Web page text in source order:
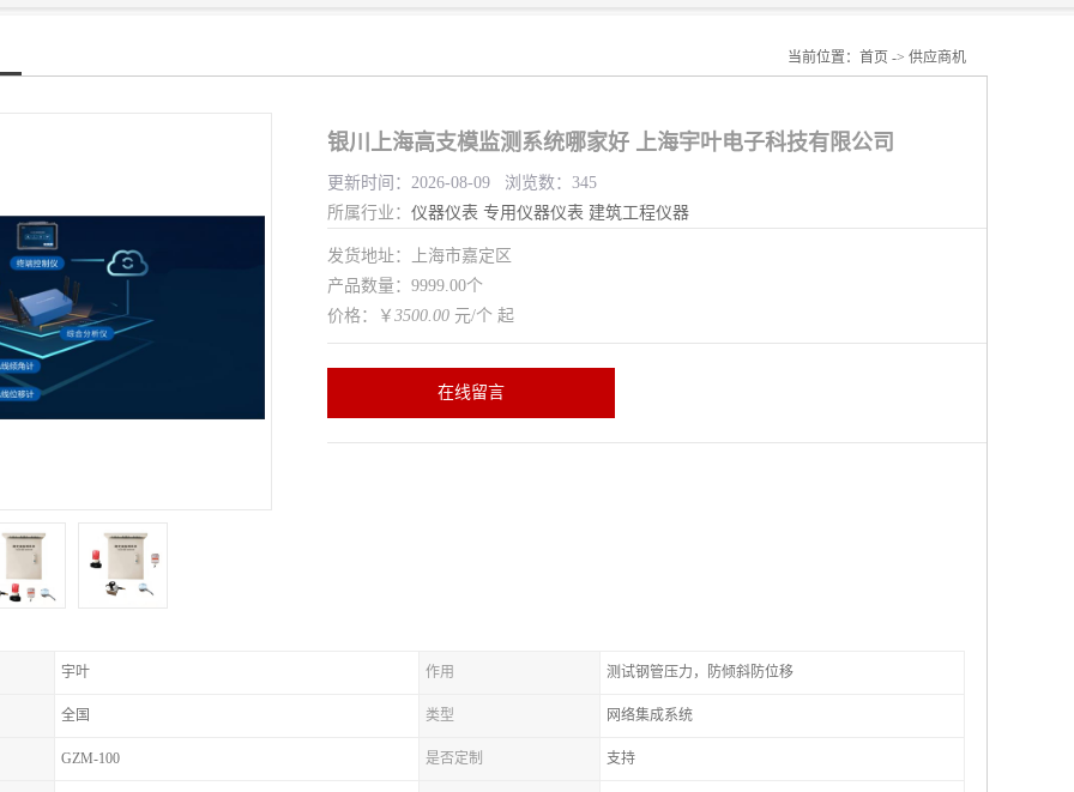
当前位置： 首页 -> 供应商机
银川上海高支模监测系统哪家好 上海宇叶电子科技有限公司
更新时间：2026-08-09 浏览数：345
所属行业： 仪器仪表 专用仪器仪表 建筑工程仪器
发货地址：上海市嘉定区
产品数量：9999.00个
价格：￥ 3500.00 元/个 起
在线留言
宇叶 作用 测试钢管压力，防倾斜防位移
全国 类型 网络集成系统
GZM-100 是否定制 支持